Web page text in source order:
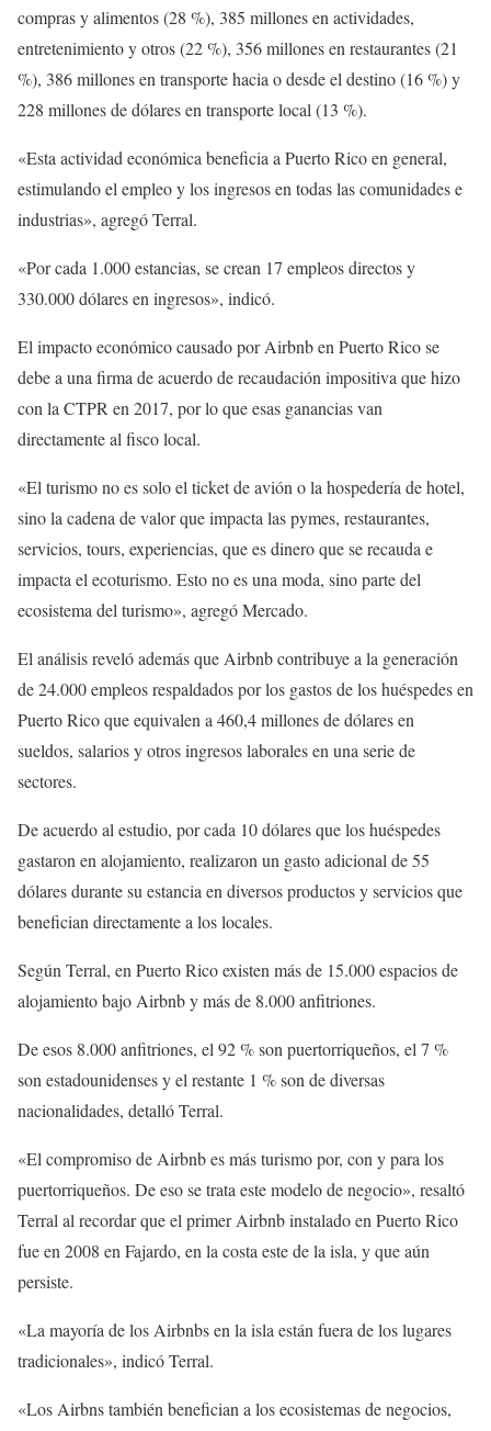
compras y alimentos (28 %), 385 millones en actividades,
entretenimiento y otros (22 %), 356 millones en restaurantes (21
%), 386 millones en transporte hacia o desde el destino (16 %) y
228 millones de dólares en transporte local (13 %).
«Esta actividad económica beneficia a Puerto Rico en general,
estimulando el empleo y los ingresos en todas las comunidades e
industrias», agregó Terral.
«Por cada 1.000 estancias, se crean 17 empleos directos y
330.000 dólares en ingresos», indicó.
El impacto económico causado por Airbnb en Puerto Rico se
debe a una firma de acuerdo de recaudación impositiva que hizo
con la CTPR en 2017, por lo que esas ganancias van
directamente al fisco local.
«El turismo no es solo el ticket de avión o la hospedería de hotel,
sino la cadena de valor que impacta las pymes, restaurantes,
servicios, tours, experiencias, que es dinero que se recauda e
impacta el ecoturismo. Esto no es una moda, sino parte del
ecosistema del turismo», agregó Mercado.
El análisis reveló además que Airbnb contribuye a la generación
de 24.000 empleos respaldados por los gastos de los huéspedes en
Puerto Rico que equivalen a 460,4 millones de dólares en
sueldos, salarios y otros ingresos laborales en una serie de
sectores.
De acuerdo al estudio, por cada 10 dólares que los huéspedes
gastaron en alojamiento, realizaron un gasto adicional de 55
dólares durante su estancia en diversos productos y servicios que
benefician directamente a los locales.
Según Terral, en Puerto Rico existen más de 15.000 espacios de
alojamiento bajo Airbnb y más de 8.000 anfitriones.
De esos 8.000 anfitriones, el 92 % son puertorriqueños, el 7 %
son estadounidenses y el restante 1 % son de diversas
nacionalidades, detalló Terral.
«El compromiso de Airbnb es más turismo por, con y para los
puertorriqueños. De eso se trata este modelo de negocio», resaltó
Terral al recordar que el primer Airbnb instalado en Puerto Rico
fue en 2008 en Fajardo, en la costa este de la isla, y que aún
persiste.
«La mayoría de los Airbnbs en la isla están fuera de los lugares
tradicionales», indicó Terral.
«Los Airbns también benefician a los ecosistemas de negocios,